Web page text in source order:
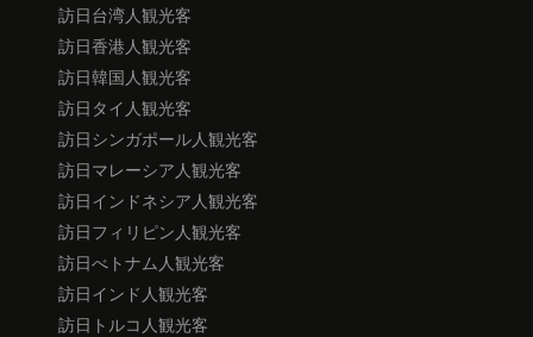
訪日台湾人観光客
訪日香港人観光客
訪日韓国人観光客
訪日タイ人観光客
訪日シンガポール人観光客
訪日マレーシア人観光客
訪日インドネシア人観光客
訪日フィリピン人観光客
訪日べトナム人観光客
訪日インド人観光客
訪日トルコ人観光客